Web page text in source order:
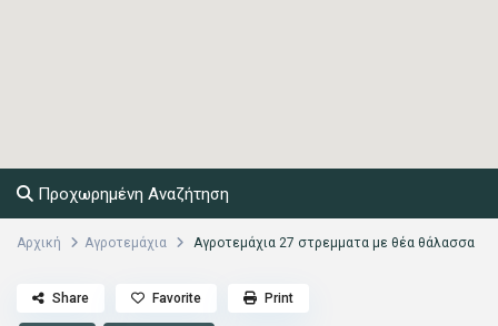
Προχωρημένη Αναζήτηση
Αρχική Αγροτεμάχια Αγροτεμάχια 27 στρεμματα με θέα θάλασσα
Share Favorite Print